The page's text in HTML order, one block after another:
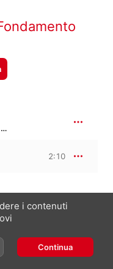
Concerto nº 2 in fa maggiore, HWV 333 · “Concerti a due Cori”
2:10
Concerto Grosso nº 2 in fa maggiore, HWV 320, Op. 6/2
i contenuti
Continua